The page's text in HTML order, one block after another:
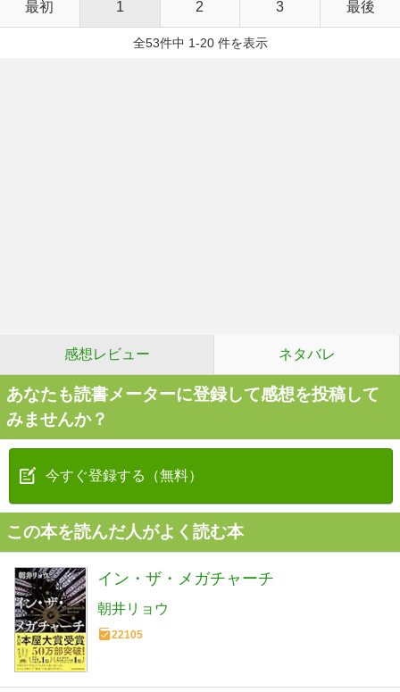
最初 1 2 3 最後
全53件中 1-20 件を表示
感想レビュー ネタバレ
あなたも読書メーターに登録して感想を投稿して
みませんか？
今すぐ登録する（無料）
この本を読んだ人がよく読む本
イン・ザ・メガチャーチ
朝井リョウ
22105